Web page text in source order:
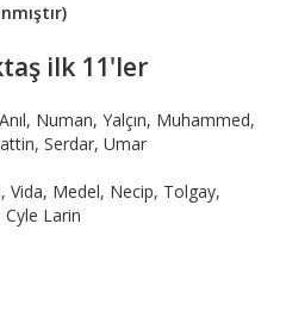
ilk 11'ler
Numan, Yalçın, Muhammed,
Serdar, Umar
Vida, Medel, Necip, Tolgay,
Larin